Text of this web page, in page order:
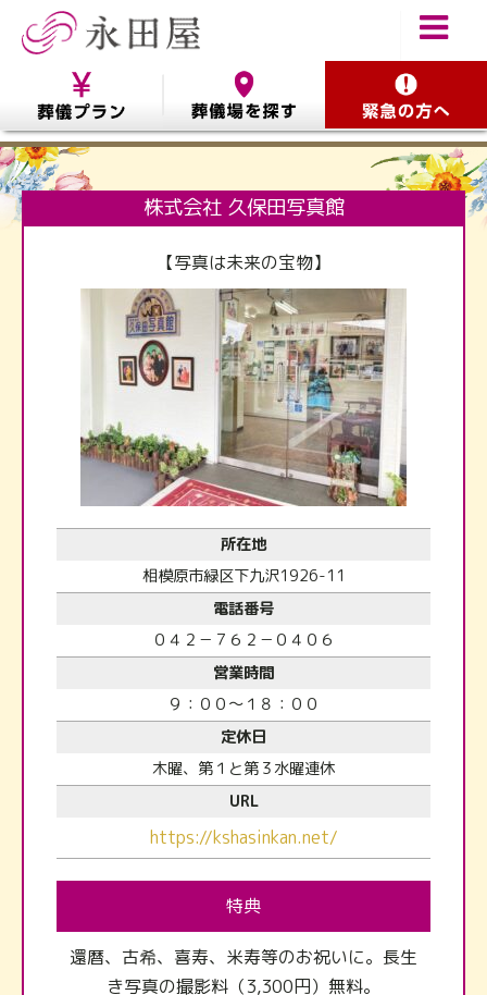
株式会社 久保田写真館
【写真は未来の宝物】
所在地
相模原市緑区下九沢1926-11
電話番号
０４２－７６２－０４０６
営業時間
９：００～１８：００
定休日
木曜、第１と第３水曜連休
URL
https://kshasinkan.net/
特典
還暦、古希、喜寿、米寿等のお祝いに。長生
き写真の撮影料（3,300円）無料。